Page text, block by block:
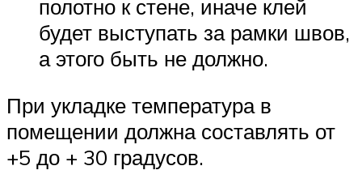
полотно к стене, иначе клей
будет выступать за рамки швов,
а этого быть не должно.
При укладке температура в
помещении должна составлять от
+5 до + 30 градусов.